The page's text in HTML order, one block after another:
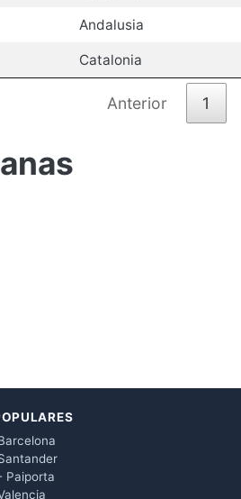
Andalusia
Catalonia
Anterior 1
Paiporta